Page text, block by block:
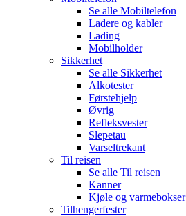
Se alle Mobiltelefon
Ladere og kabler
Lading
Mobilholder
Sikkerhet
Se alle Sikkerhet
Alkotester
Førstehjelp
Øvrig
Refleksvester
Slepetau
Varseltrekant
Til reisen
Se alle Til reisen
Kanner
Kjøle og varmebokser
Tilhengerfester